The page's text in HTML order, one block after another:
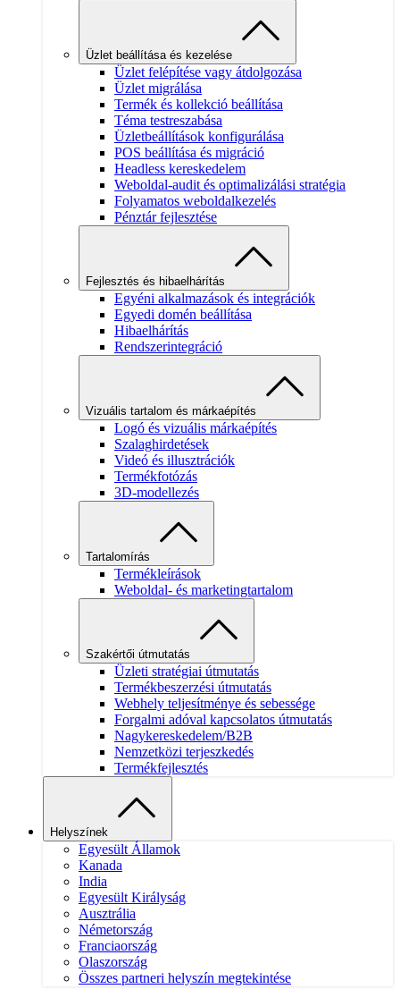
Üzlet beállítása és kezelése
Üzlet felépítése vagy átdolgozása
Üzlet migrálása
Termék és kollekció beállítása
Téma testreszabása
Üzletbeállítások konfigurálása
POS beállítása és migráció
Headless kereskedelem
Weboldal-audit és optimalizálási stratégia
Folyamatos weboldalkezelés
Pénztár fejlesztése
Fejlesztés és hibaelhárítás
Egyéni alkalmazások és integrációk
Egyedi domén beállítása
Hibaelhárítás
Rendszerintegráció
Vizuális tartalom és márkaépítés
Logó és vizuális márkaépítés
Szalaghirdetések
Videó és illusztrációk
Termékfotózás
3D-modellezés
Tartalomírás
Termékleírások
Weboldal- és marketingtartalom
Szakértői útmutatás
Üzleti stratégiai útmutatás
Termékbeszerzési útmutatás
Webhely teljesítménye és sebessége
Forgalmi adóval kapcsolatos útmutatás
Nagykereskedelem/B2B
Nemzetközi terjeszkedés
Termékfejlesztés
Helyszínek
Egyesült Államok
Kanada
India
Egyesült Királyság
Ausztrália
Németország
Franciaország
Olaszország
Összes partneri helyszín megtekintése